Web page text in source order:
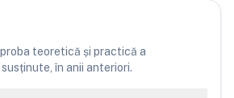
teoretică și practică a
în anii anteriori.